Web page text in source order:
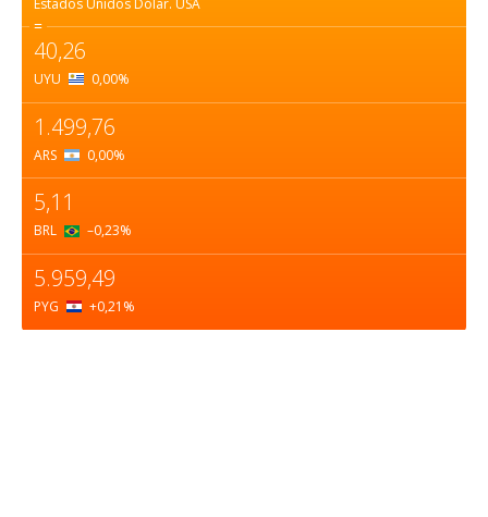
=
40,26
UYU 0,00%
1.499,76
ARS 0,00%
5,11
BRL –0,23%
5.959,49
PYG +0,21 %